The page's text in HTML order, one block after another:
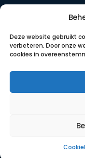
Deze website gebruikt
verbeteren. Door onze
cookies in